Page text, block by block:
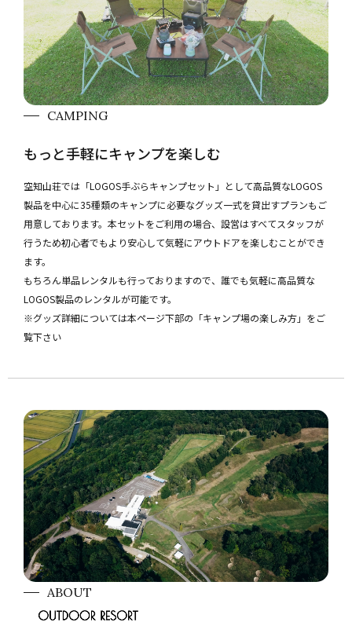
CAMPING
もっと手軽にキャンプを楽しむ
空知山荘では「LOGOS手ぶらキャンプセット」として高品質なLOGOS
製品を中心に35種類のキャンプに必要なグッズ一式を貸出すプランもご
用意しております。本セットをご利用の場合、設営はすべてスタッフが
行うため初心者でもより安心して気軽にアウトドアを楽しむことができ
ます。
もちろん単品レンタルも行っておりますので、誰でも気軽に高品質な
LOGOS製品のレンタルが可能です。
※グッズ詳細については本ページ下部の「キャンプ場の楽しみ方」をご
覧下さい
ABOUT